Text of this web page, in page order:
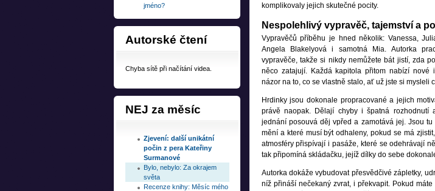
komplikovaly jejich skutečné pocity.
Nespolehlivý vypravěč, tajemství a
Vypravěčů příběhu je hned několik: Vanessa,
Angela Blakelyová i samotná Mia. Autorka
vypravěče, takže si nikdy nemůžete bát jistí, zda
něco zatajují. Každá kapitola přitom nabízí nové
názor na to, co se vlastně stalo, ať už jste si mysleli
Hrdinky jsou dokonale propracované a jejich
právě naopak. Dělají chyby i špatná rozhodnutí
jednání posouvá děj vpřed a zamotává jej. Jsou
mění a které musí být odhaleny, pokud se má
atmosféry přispívají i pasáže, které se odehrávají
tak připomíná skládačku, jejíž dílky do sebe
Autorka dokáže vybudovat přesvědčivé zápletky,
níž přináší nečekaný zvrat, i překvapit. Pokud
jméno?
Autorské čtení
Chyba sítě při načítání videa.
NEJ za měsíc
Zjevení: další unikátní
počin z pera Kateřiny
Surmanové
Bylo, nebylo: Za okrajem
světa
Recenze knihy: Měsíc mého